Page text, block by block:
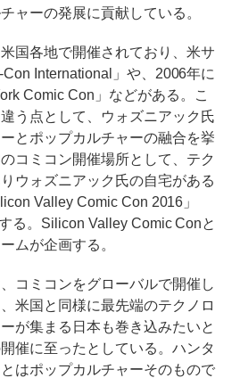
ャーの発展に貢献している。
国各地で開催されており、米サ
International」や、2006年に
Comic Con」などがある。こ
う点として、ウォズニアック氏
とポップカルチャーの融合を挙
コミコン開催場所として、テク
ウォズニアック氏の自宅がある
Valley Comic Con 2016」
る。Silicon Valley Comic Conと
ムが企画する。
コミコンをグローバルで開催し
米国と同様に最先端のテクノロ
が集まる日本も巻き込みたいと
催に至ったとしている。ハンタ
はポップカルチャーそのもので